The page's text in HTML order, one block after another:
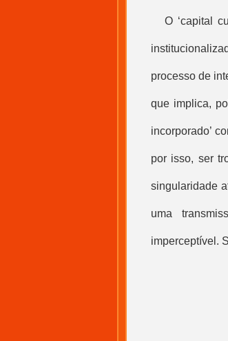
O ‘capital
processo de
que implica,
incorporado’
por isso, ser
singularidade
uma
imperceptível.